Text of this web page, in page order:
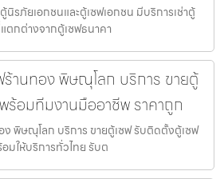
นิรภัยเอกชนและตู้เซฟเอกชน มีบริการเช่าตู้
ตกต่างจากตู้เซฟธนาคา
านทอง พิษณุโลก บริการ ขายตู้
ร้อมทีมงานมืออาชีพ ราคาถูก
พิษณุโลก บริการ ขายตู้เซฟ รับติดตั้งตู้เซฟ
ให้บริการทั่วไทย รับต